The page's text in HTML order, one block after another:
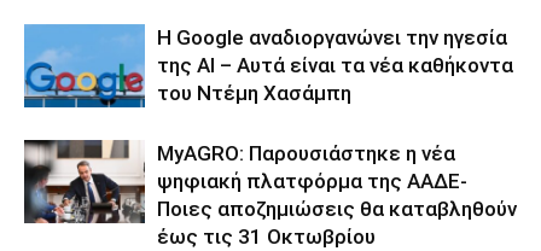
Η Google αναδιοργανώνει την ηγεσία
της AI – Αυτά είναι τα νέα καθήκοντα
του Ντέμη Χασάμπη
ΜyAGRO: Παρουσιάστηκε η νέα
ψηφιακή πλατφόρμα της ΑΑΔΕ-
Ποιες αποζημιώσεις θα καταβληθούν
έως τις 31 Οκτωβρίου